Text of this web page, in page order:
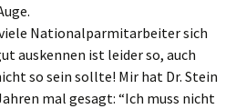
viele Nationalparmitarbeiter sich
auskennen ist leider so, auch
so sein sollte! Mir hat Dr. Stein
mal gesagt: “Ich muss nicht